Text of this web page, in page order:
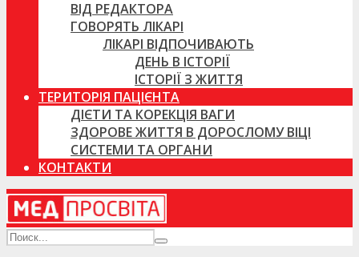
ВІД РЕДАКТОРА
ГОВОРЯТЬ ЛІКАРІ
ЛІКАРІ ВІДПОЧИВАЮТЬ
ДЕНЬ В ІСТОРІЇ
ІСТОРІЇ З ЖИТТЯ
ТЕРИТОРІЯ ПАЦІЄНТА
ДІЄТИ ТА КОРЕКЦІЯ ВАГИ
ЗДОРОВЕ ЖИТТЯ В ДОРОСЛОМУ ВІЦІ
СИСТЕМИ ТА ОРГАНИ
КОНТАКТИ